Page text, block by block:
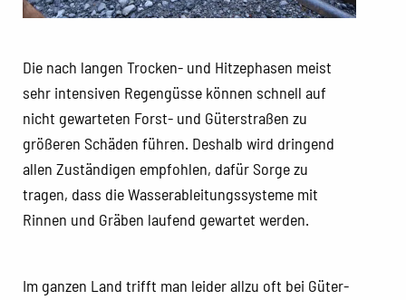
Die nach langen Trocken- und Hitzephasen meist
sehr intensiven Regengüsse können schnell auf
nicht gewarteten Forst- und Güterstraßen zu
größeren Schäden führen. Deshalb wird dringend
allen Zuständigen empfohlen, dafür Sorge zu
tragen, dass die Wasserableitungssysteme mit
Rinnen und Gräben laufend gewartet werden.
Im ganzen Land trifft man leider allzu oft bei Güter-